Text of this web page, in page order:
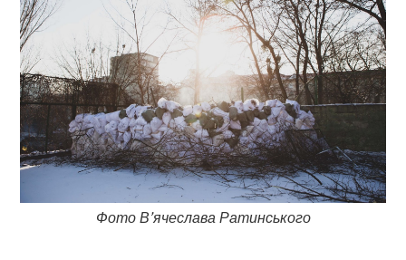
Фото В’ячеслава Ратинського